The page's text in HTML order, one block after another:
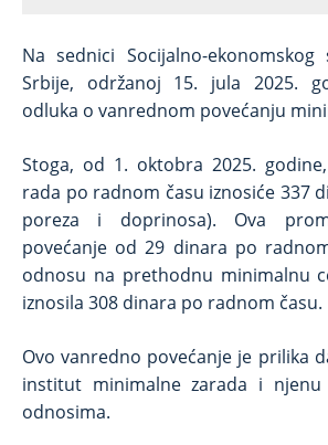
Na sednici Socijalno-ekonomskog
Srbije, održanoj 15. jula 2025.
odluka o vanrednom povećanju
Stoga, od 1. oktobra 2025.
rada po radnom času iznosiće 337
poreza i doprinosa). Ova
povećanje od 29 dinara po
odnosu na prethodnu minimalnu
iznosila 308 dinara po radnom času.
Ovo vanredno povećanje je prilika
institut minimalne zarada i
odnosima.